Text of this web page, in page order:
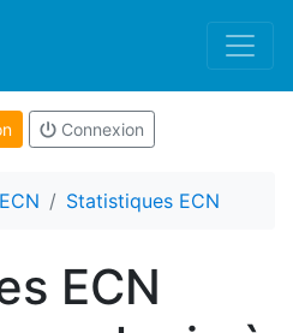
Connexion
ECN Statistiques ECN
ECN